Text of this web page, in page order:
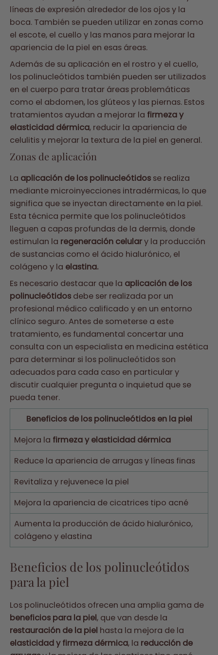
líneas de expresión alrededor de los ojos y la
boca. También se pueden utilizar en zonas como
el escote, el cuello y las manos para mejorar la
apariencia de la piel en esas áreas.
Además de su aplicación en el rostro y el cuello,
los polinucleótidos también pueden ser utilizados
en el cuerpo para tratar áreas problemáticas
como el abdomen, los glúteos y las piernas. Estos
tratamientos ayudan a mejorar la firmeza y
elasticidad dérmica, reducir la apariencia de
celulitis y mejorar la textura de la piel en general.
Zonas de aplicación
La aplicación de los polinucleótidos se realiza
mediante microinyecciones intradérmicas, lo que
significa que se inyectan directamente en la piel.
Esta técnica permite que los polinucleótidos
lleguen a capas profundas de la dermis, donde
estimulan la regeneración celulary la producción
de sustancias como el ácido hialurónico, el
colágeno y la elastina.
Es necesario destacar que la aplicación de los
polinucleótidos debe ser realizada por un
profesional médico calificado y en un entorno
clínico seguro. Antes de someterse a este
tratamiento, es fundamental concertar una
consulta con un especialista en medicina estética
para determinar si los polinucleótidos son
adecuados para cada caso en particular y
discutir cualquier pregunta o inquietud que se
pueda tener.
Beneficios de los polinucleótidos en la piel
Mejora la firmeza y elasticidad dérmica
Reduce la apariencia de arrugas y líneas finas
Revitaliza y rejuvenece la piel
Mejora la apariencia de cicatrices tipo acné
Aumenta la producción de ácido hialurónico,
colágeno y elastina
Beneficios de los polinucleótidos
para la piel
Los polinucleótidos ofrecen una amplia gama de
beneficios para la piel, que van desde la
restauración de la piel hasta la mejora de la
elasticidad y firmeza dérmica, la reducción de